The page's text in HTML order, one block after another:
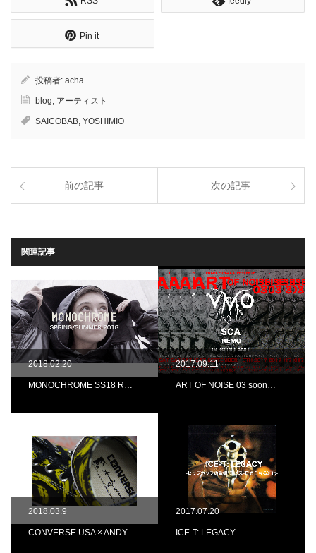
Pin it
投稿者: acha
blog, アーティスト
SAICOBAB, YOSHIMIO
前の記事 次の記事
関連記事
2018.02.20
MONOCHROME SS18 R…
2017.09.11
ART OF NOISE 03 soon…
2018.03.9
CONVERSE USA × ANDY …
2017.07.20
ICE-T: LEGACY